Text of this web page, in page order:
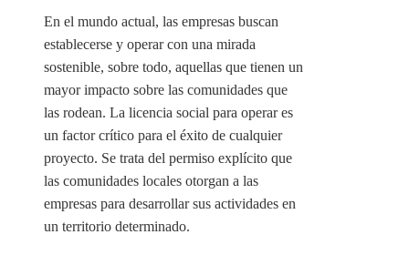
En el mundo actual, las empresas buscan
establecerse y operar con una mirada
sostenible, sobre todo, aquellas que tienen un
mayor impacto sobre las comunidades que
las rodean. La licencia social para operar es
un factor crítico para el éxito de cualquier
proyecto. Se trata del permiso explícito que
las comunidades locales otorgan a las
empresas para desarrollar sus actividades en
un territorio determinado.